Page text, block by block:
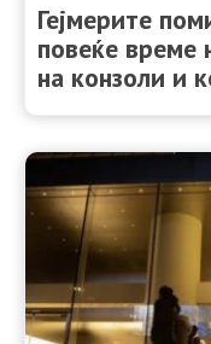
Гејмерите
повеќе време
на конзоли и